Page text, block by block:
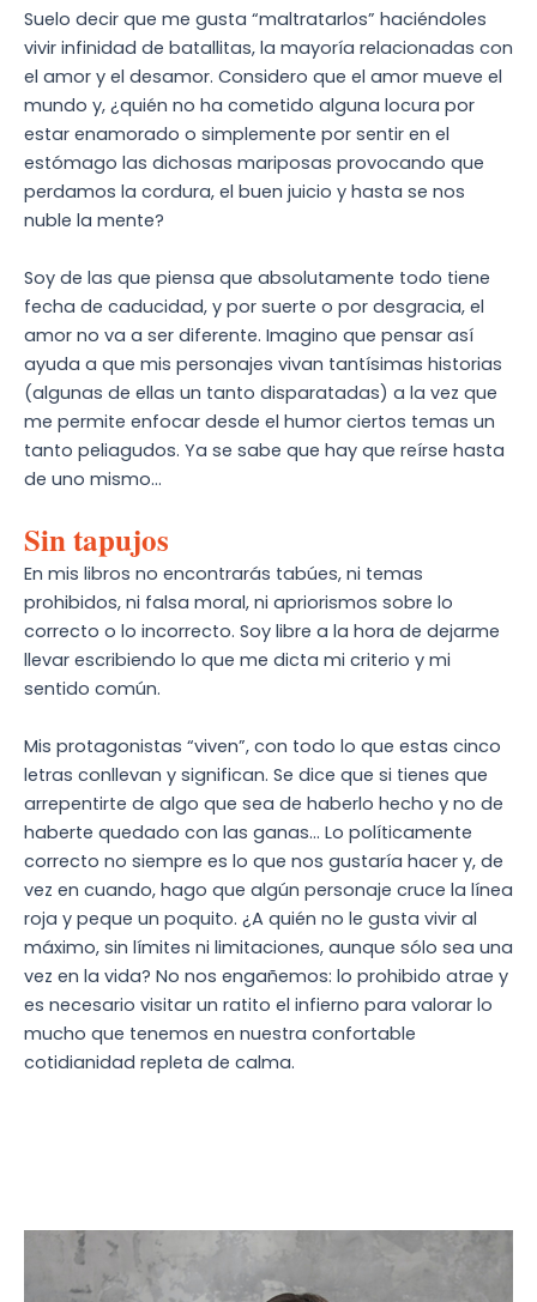
Suelo decir que me gusta “maltratarlos” haciéndoles
vivir infinidad de batallitas, la mayoría relacionadas con
el amor y el desamor. Considero que el amor mueve el
mundo y, ¿quién no ha cometido alguna locura por
estar enamorado o simplemente por sentir en el
estómago las dichosas mariposas provocando que
perdamos la cordura, el buen juicio y hasta se nos
nuble la mente?
Soy de las que piensa que absolutamente todo tiene
fecha de caducidad, y por suerte o por desgracia, el
amor no va a ser diferente. Imagino que pensar así
ayuda a que mis personajes vivan tantísimas historias
(algunas de ellas un tanto disparatadas) a la vez que
me permite enfocar desde el humor ciertos temas un
tanto peliagudos. Ya se sabe que hay que reírse hasta
de uno mismo…
Sin tapujos
En mis libros no encontrarás tabúes, ni temas
prohibidos, ni falsa moral, ni apriorismos sobre lo
correcto o lo incorrecto. Soy libre a la hora de dejarme
llevar escribiendo lo que me dicta mi criterio y mi
sentido común.
Mis protagonistas “viven”, con todo lo que estas cinco
letras conllevan y significan. Se dice que si tienes que
arrepentirte de algo que sea de haberlo hecho y no de
haberte quedado con las ganas… Lo políticamente
correcto no siempre es lo que nos gustaría hacer y, de
vez en cuando, hago que algún personaje cruce la línea
roja y peque un poquito. ¿A quién no le gusta vivir al
máximo, sin límites ni limitaciones, aunque sólo sea una
vez en la vida? No nos engañemos: lo prohibido atrae y
es necesario visitar un ratito el infierno para valorar lo
mucho que tenemos en nuestra confortable
cotidianidad repleta de calma.